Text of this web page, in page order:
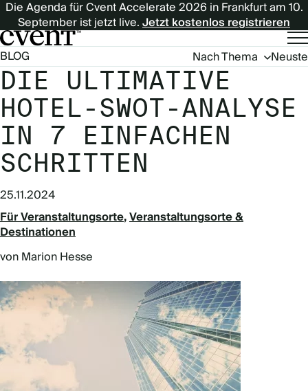
Die Agenda für Cvent Accelerate 2026 in Frankfurt am 10.
September ist jetzt live.Jetzt kostenlos registrieren
BLOG
Blog
Navigation
(German)
Nach Thema Neuste
DIE ULTIMATIVE
HOTEL-SWOT-ANALYSE
IN 7 EINFACHEN
SCHRITTEN
25.11.2024
Für Veranstaltungsorte Veranstaltungsorte &
Destinationen
von Marion Hesse